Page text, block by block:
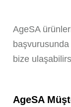
AgeSA
bize
AgeSA